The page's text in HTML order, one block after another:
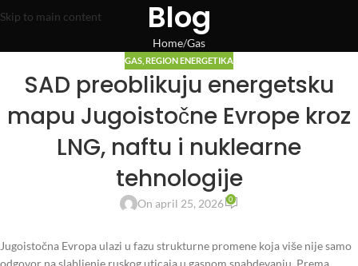
Skip to main content Blog
Home Gas
GAS REGION ENERGETIKA
SAD preoblikuju energetsku
mapu Jugoistočne Evrope kroz
LNG, naftu i nuklearne
tehnologije
On april 25, 2026 0
Jugoistočna Evropa ulazi u fazu strukturne promene koja više nije samo